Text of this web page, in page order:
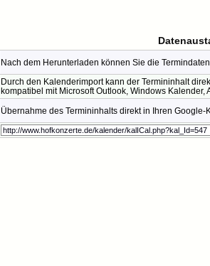
Nach dem Herunterladen können Sie die
Durch den Kalenderimport kann der Termininhalt
kompatibel mit Microsoft Outlook, Windows
Übernahme des Termininhalts direkt in Ihren Google-